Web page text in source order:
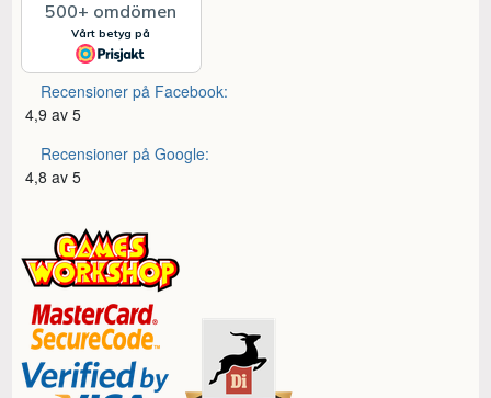
Recensioner på Facebook:
4,9 av 5
Recensioner på Google:
4,8 av 5